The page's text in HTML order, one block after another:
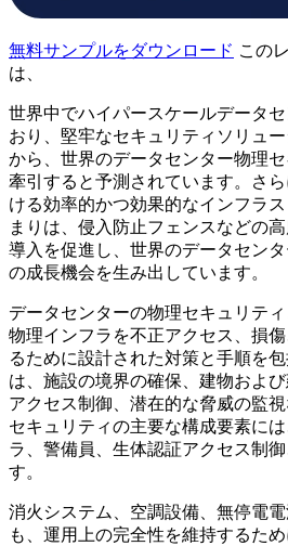
無料サンプルをダウンロード この
は、
世界中でハイパースケールデータ
おり、堅牢なセキュリティソリュ
から、世界のデータセンター物理
牽引すると予測されています。さ
ける効率的かつ効果的なインフラ
まりは、侵入防止フェンスなどの
導入を促進し、世界のデータセン
の成長機会を生み出しています。
データセンターの物理セキュリテ
物理インフラを不正アクセス、損
るために設計された対策と手順を
は、施設の境界の確保、建物およ
アクセス制御、潜在的な脅威の監
セキュリティの主要な構成要素に
ラ、警備員、生体認証アクセス制
す。
消火システム、空調設備、無停電
も、運用上の完全性を維持するた